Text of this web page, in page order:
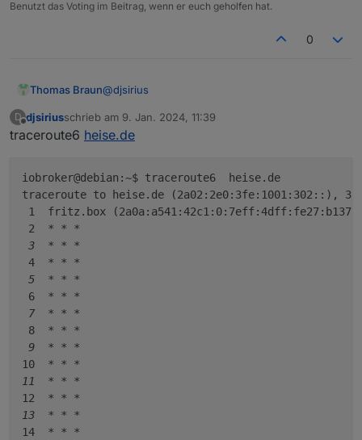
Benutzt das Voting im Beitrag, wenn er euch geholfen hat.
0
Thomas Braun@djsirius
Namensauflösung funktionert, das Routing
klemmt noch.
traceroute6  npmjs.org
sagt?
D djsiriusschrieb am 9. Jan. 2024, 11:39
zuletzt editiert von
traceroute6 heise.de
iobroker@debian:~$ traceroute6  heise.de
traceroute to heise.de (2a02:2e0:3fe:1001:302::), 30
1  fritz.box (2a0a:a541:42c1:0:7eff:4dff:fe27:b137)
2 * *
*
3  *
* *
4 * *
*
5  *
* *
6 * *
*
7  *
* *
8 * *
*
9  *
* *
10 * *
*
11  *
* *
12 * *
*
13  *
* *
14 * *
*